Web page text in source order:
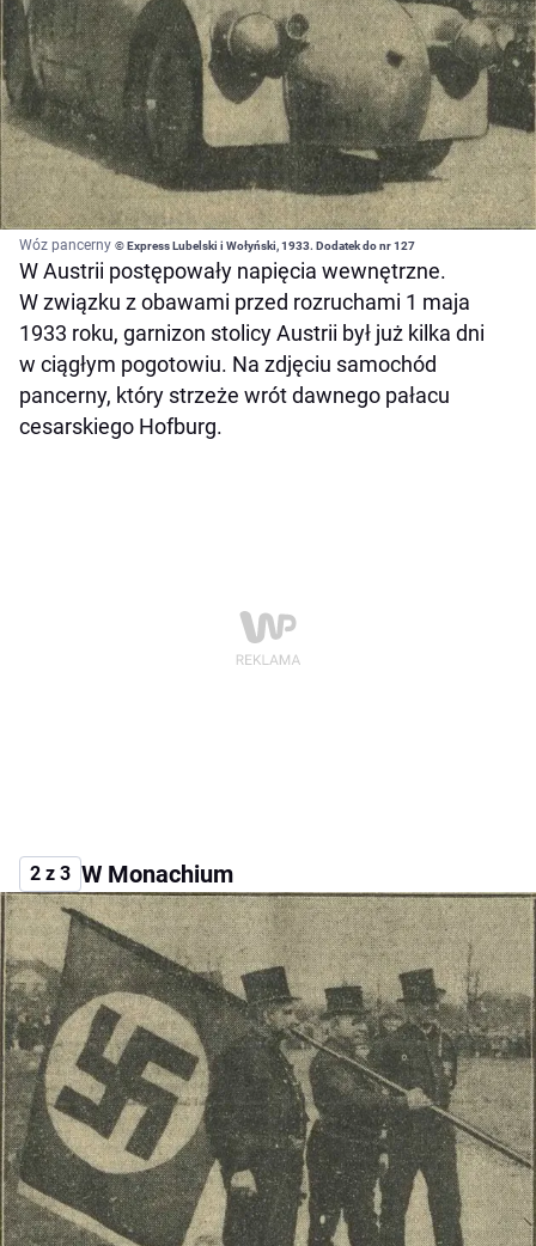
Wóz pancerny © Express Lubelski i Wołyński, 1933. Dodatek do nr 127
W Austrii postępowały napięcia wewnętrzne.
W związku z obawami przed rozruchami 1 maja
1933 roku, garnizon stolicy Austrii był już kilka dni
w ciągłym pogotowiu. Na zdjęciu samochód
pancerny, który strzeże wrót dawnego pałacu
cesarskiego Hofburg.
2 z 3 W Monachium